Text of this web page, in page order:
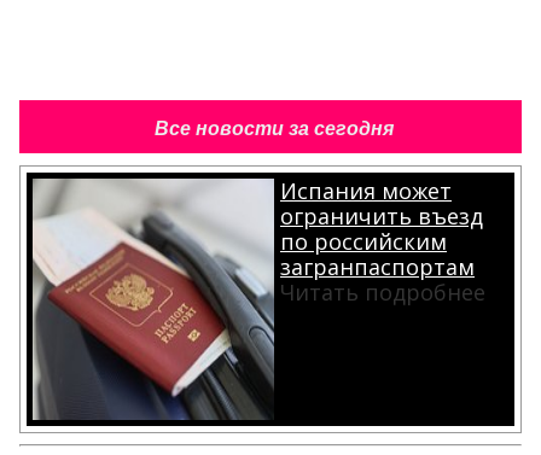
Все новости за сегодня
Испания может
ограничить въезд
по российским
загранпаспортам
Читать подробнее